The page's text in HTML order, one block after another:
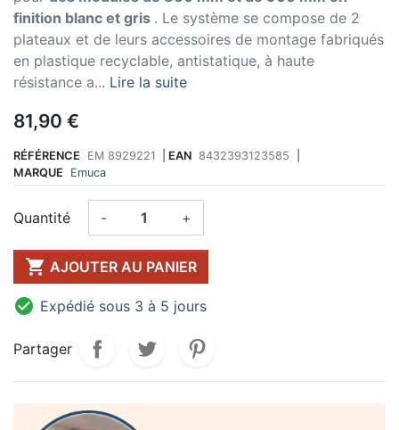
finition blanc et gris . Le système se compose de 2
plateaux et de leurs accessoires de montage fabriqués
en plastique recyclable, antistatique, à haute
résistance a... Lire la suite
81,90 €
RÉFÉRENCE EM 8929221 EAN 8432393123585
MARQUE
Emuca
Quantité - +
 AJOUTER AU PANIER
 Expédié sous 3 à 5 jours
Partager